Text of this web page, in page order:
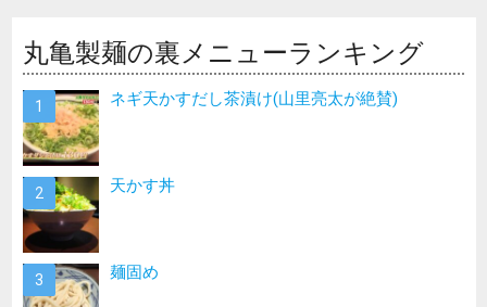
丸亀製麺の裏メニューランキング
ネギ天かすだし茶漬け(山里亮太が絶賛)
天かす丼
麺固め